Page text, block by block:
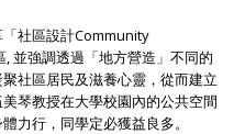
社區設計Community
並強調透過「地方營造」不同的
社區居民及滋養心靈，從而建立
琴教授在大學校園內的公共空間
力行，同學定必獲益良多。